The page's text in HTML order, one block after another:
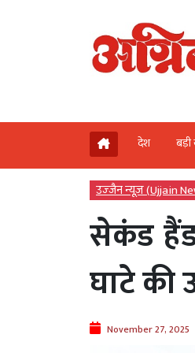
देश
उज्‍जैन न्यूज़ (Ujjain
सेकंड हैंड
घाटे की
November 27, 2025